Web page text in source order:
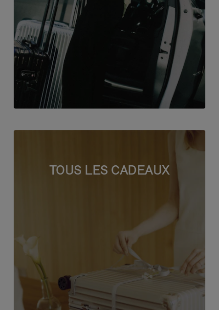
TOUS LES CADEAUX